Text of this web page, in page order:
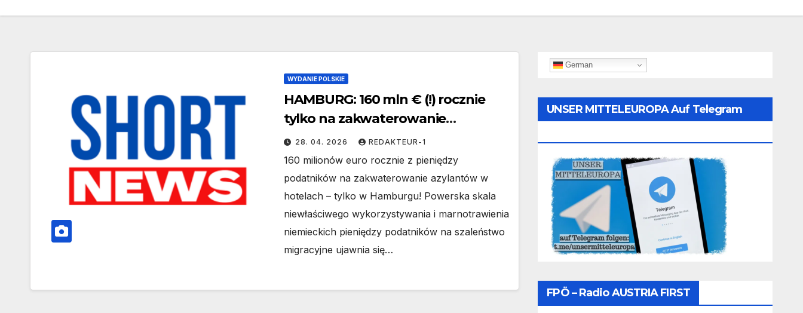
WYDANIE POLSKIE
HAMBURG: 160 mln € (!) rocznie
tylko na zakwaterowanie
azylantów w hotelach
28. 04. 2026 REDAKTEUR-1
160 milionów euro rocznie z pieniędzy
podatników na zakwaterowanie azylantów w
hotelach – tylko w Hamburgu! Powerska skala
niewłaściwego wykorzystywania i marnotrawienia
niemieckich pieniędzy podatników na szaleństwo
migracyjne ujawnia się…
German
UNSER MITTELEUROPA Auf Telegram
FPÖ – Radio AUSTRIA FIRST